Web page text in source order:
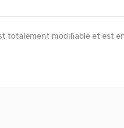
totalement modifiable et est